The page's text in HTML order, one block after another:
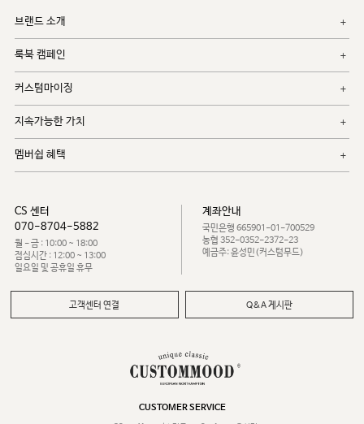
브랜드 소개
룩북 캠페인
커스텀마이징
지속가능한 가치
멤버쉽 혜택
CS 센터
070-8704-5882
월 - 금 : 10:00 ~ 18:00
점심시간 : 12:00 ~ 13:00
일요일 및 공휴일 휴무
계좌안내
국민은행 665901-01-700529
농협 352-0352-2372-23
예금주: 윤성민(커스텀무드)
고객센터 연결 Q&A 게시판
CUSTOMER SERVICE